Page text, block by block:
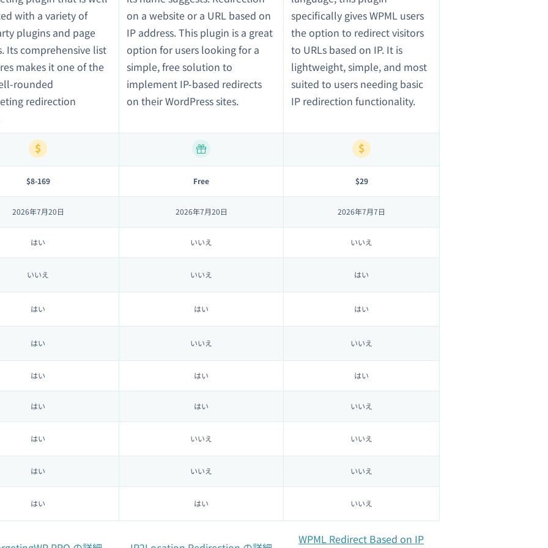
with a variety of
plugins and page
Its comprehensive list
makes it one of the
rounded
redirection
on a website or a URL based on
IP address. This plugin is a great
option for users looking for a
simple, free solution to
implement IP-based redirects
on their WordPress sites.
specifically gives WPML users
the option to redirect visitors
to URLs based on IP. It is
lightweight, simple, and most
suited to users needing basic
IP redirection functionality.
$8-169 Free $29
2026年7月20日 2026年7月20日 2026年7月7日
はい いいえ いいえ
いいえ いいえ はい
はい はい はい
はい いいえ いいえ
はい はい はい
はい はい いいえ
はい いいえ いいえ
はい いいえ いいえ
はい はい いいえ
WPML Redirect Based on IP